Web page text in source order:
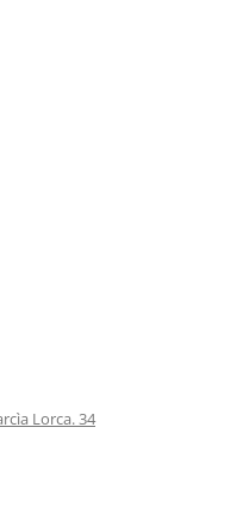
Lorca. 34